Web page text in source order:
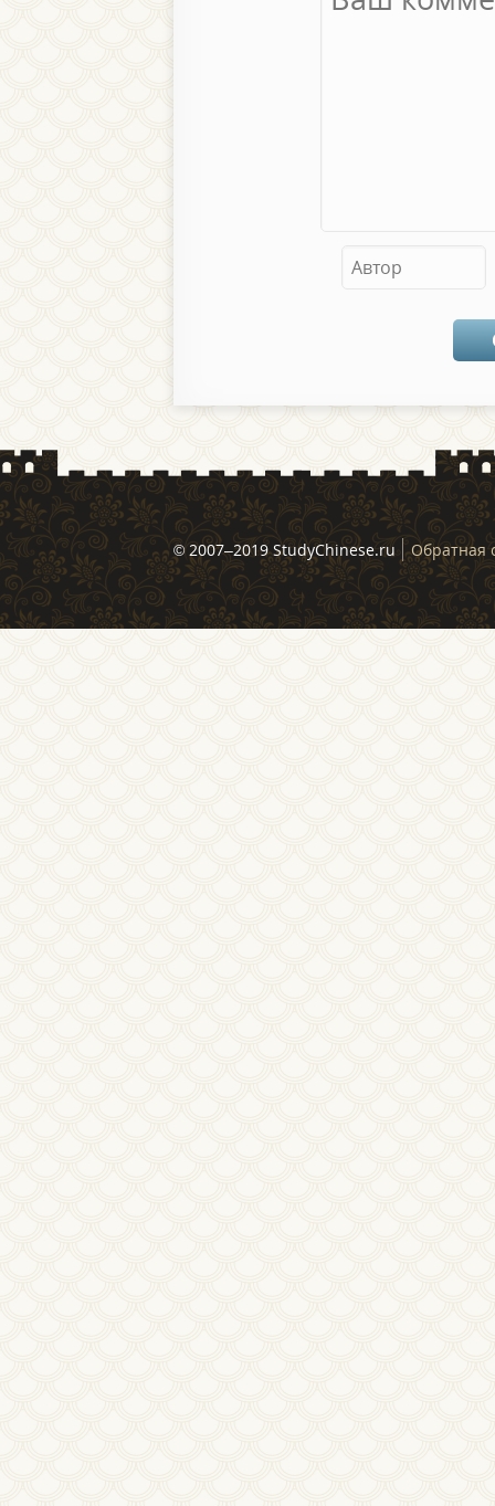
© 2007–2019 StudyChinese.ru Обратная